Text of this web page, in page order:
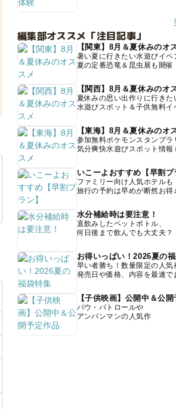
編集部オススメ「注目記事」
【関東】8月＆夏休みのオ
暑い夏に行きたい水遊びイベ
夏の定番恐竜＆昆虫展も開催
【関西】8月＆夏休みのオ
夏休みの思い出作りに行きた
水遊びスポット＆子供無料イ
【東海】8月＆夏休みのオ
参加無料ポケモンスタンプラ
気分爽快水遊びスポット情報
いこーよおすすめ【早割プ
ファミリー向け人気ホテルも
旅行の予約は早めが断然お得♪
水分補給時は要注意！
直飲みしたペットボトル、
何日後まで飲んでも大丈夫？
お得いっぱい！2026夏の
早い者勝ち！数量限定の人気
発売日や価格、内容を最速で
【子供映画】公開中＆公
パウ・パトロールや
アンパンマンの人気作